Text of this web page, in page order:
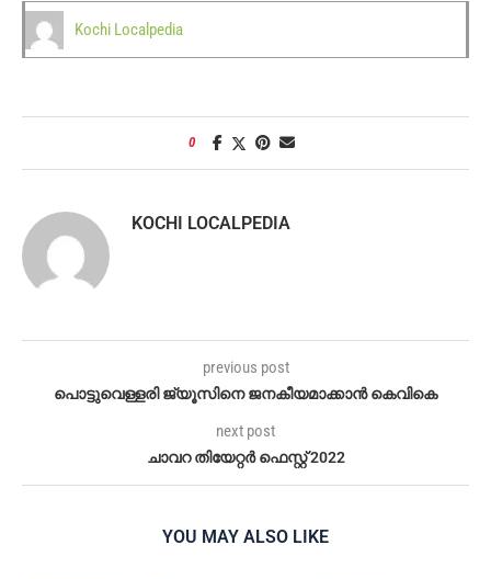
Kochi Localpedia
0
KOCHI LOCALPEDIA
previous post
പൊട്ടുവെള്ളരി ജ്യൂസിനെ ജനകീയമാക്കാൻ കെവികെ
next post
ചാവറ തിയേറ്റര്‍ ഫെസ്റ്റ് 2022
YOU MAY ALSO LIKE